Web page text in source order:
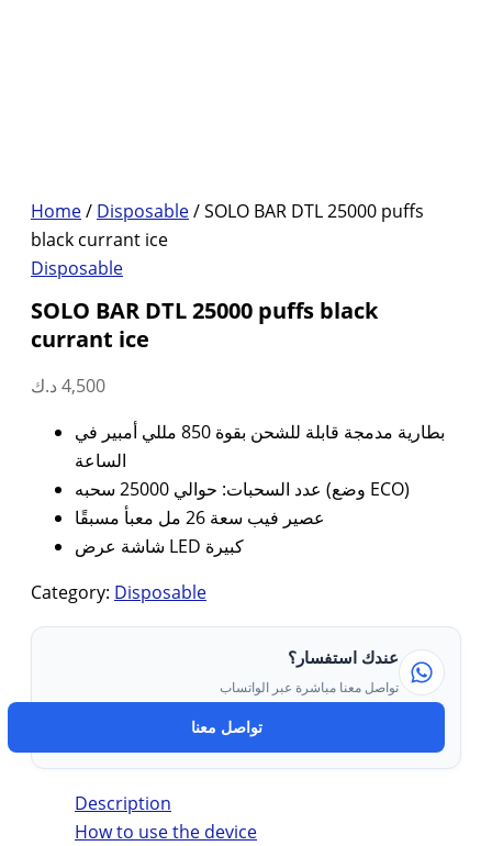
Home/ Disposable/ SOLO BAR DTL 25000 puffs
black currant ice
Disposable
SOLO BAR DTL 25000 puffs black
currant ice
4,500 د.ك
بطارية مدمجة قابلة للشحن بقوة 850 مللي أمبير في
الساعة
عدد السحبات: حوالي 25000 سحبه (وضع ECO)
عصير فيب سعة 26 مل معبأ مسبقًا
شاشة عرض LED كبيرة
Category: Disposable
عندك استفسار؟
تواصل معنا مباشرة عبر الواتساب
تواصل معنا
Description
How to use the device